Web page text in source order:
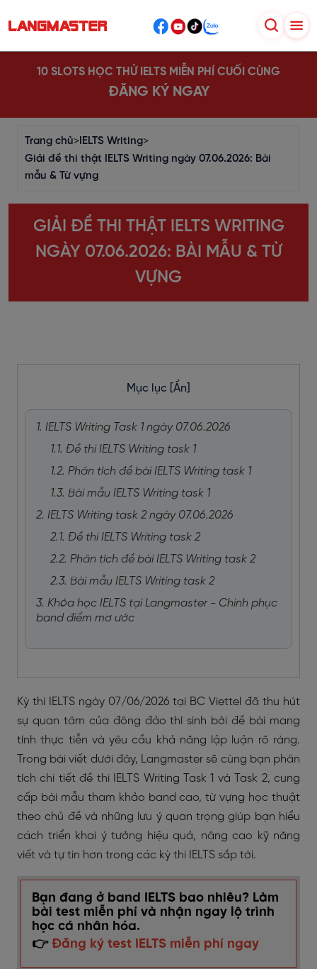
10 SLOTS HỌC THỬ IELTS MIỄN PHÍ CUỐI CÙNG
ĐĂNG KÝ NGAY
Trang chủ> IELTS Writing>
Giải đề thi thật IELTS Writing ngày 07.06.2026: Bài
mẫu & Từ vựng
GIẢI ĐỀ THI THẬT IELTS WRITING
NGÀY 07.06.2026: BÀI MẪU & TỪ
VỰNG
Mục lục [Ẩn]
1. IELTS Writing Task 1 ngày 07.06.2026
1.1. Đề thi IELTS Writing task 1
1.2. Phân tích đề bài IELTS Writing task 1
1.3. Bài mẫu IELTS Writing task 1
2. IELTS Writing task 2 ngày 07.06.2026
2.1. Đề thi IELTS Writing task 2
2.2. Phân tích đề bài IELTS Writing task 2
2.3. Bài mẫu IELTS Writing task 2
3. Khóa học IELTS tại Langmaster - Chinh phục
band điểm mơ ước
Kỳ thi IELTS ngày 07/06/2026 tại BC Viettel đã thu hút
sự quan tâm của đông đảo thí sinh bởi đề bài mang
tính thực tiễn và yêu cầu khả năng lập luận rõ ràng.
Trong bài viết dưới đây, Langmaster sẽ cùng bạn phân
tích chi tiết đề thi IELTS Writing Task 1 và Task 2, cung
cấp bài mẫu tham khảo band cao, từ vựng học thuật
theo chủ đề và những lưu ý quan trọng giúp bạn hiểu
cách triển khai ý tưởng hiệu quả, nâng cao kỹ năng
viết và tự tin hơn trong các kỳ thi IELTS sắp tới.
Bạn đang ở band IELTS bao nhiêu? Làm
bài test miễn phí và nhận ngay lộ trình
học cá nhân hóa.
👉 Đăng ký test IELTS miễn phí ngay